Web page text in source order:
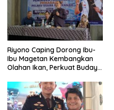
Riyono Caping Dorong Ibu-
Ibu Magetan Kembangkan
Olahan Ikan, Perkuat Budaya